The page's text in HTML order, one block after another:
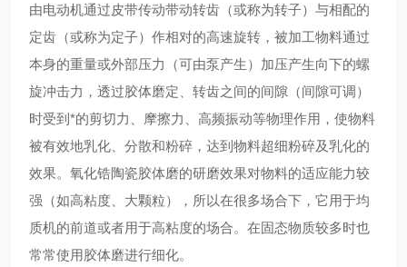
由电动机通过皮带传动带动转齿（或称为转子）与相配的
定齿（或称为定子）作相对的高速旋转，被加工物料通过
本身的重量或外部压力（可由泵产生）加压产生向下的螺
旋冲击力，透过胶体磨定、转齿之间的间隙（间隙可调）
时受到*的剪切力、摩擦力、高频振动等物理作用，使物料
被有效地乳化、分散和粉碎，达到物料超细粉碎及乳化的
效果。氧化锆陶瓷胶体磨的研磨效果对物料的适应能力较
强（如高粘度、大颗粒），所以在很多场合下，它用于均
质机的前道或者用于高粘度的场合。在固态物质较多时也
常常使用胶体磨进行细化。